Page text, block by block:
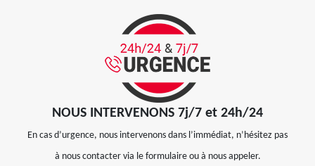
NOUS INTERVENONS 7j/7 et 24h/24
En cas d’urgence, nous intervenons dans l’immédiat, n’hésitez pas
à nous contacter via le formulaire ou à nous appeler.